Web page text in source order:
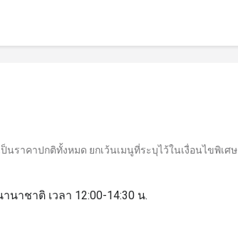
ราคาปกติทั้งหมด ยกเว้นเมนูที่ระบุไว้ในเงื่อนไขพิเศษ
าชาติ เวลา 12:00-14:30 น.